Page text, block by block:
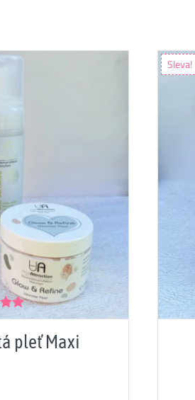
pleť Maxi
Sleva!